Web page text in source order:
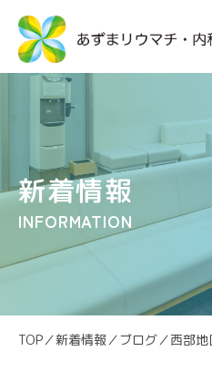
新着情報
INFORMATION
TOP／新着情報／ブログ／